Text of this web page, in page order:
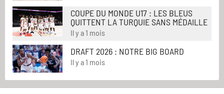
COUPE DU MONDE U17 : LES BLEUS
QUITTENT LA TURQUIE SANS MÉDAILLE
Il y a 1 mois
DRAFT 2026 : NOTRE BIG BOARD
Il y a 1 mois